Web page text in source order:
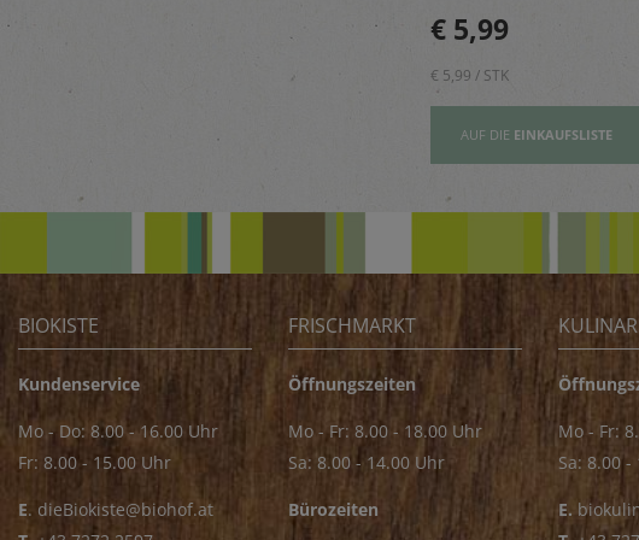
zum Verfeinern von z.B.
AUF DIE
vor.
€ 5,99
€ 5,99 / STK
AUF DIE EINKAUFSLISTE
BIOKISTE
Kundenservice
Mo - Do: 8.00 - 16.00 Uhr
Fr: 8.00 - 15.00 Uhr
E. dieBiokiste@biohof.at
FRISCHMARKT
Öffnungszeiten
Mo - Fr: 8.00 - 18.00 Uhr
Sa: 8.00 - 14.00 Uhr
Bürozeiten
Mo - Fr:
Sa: 8.00 -
E.